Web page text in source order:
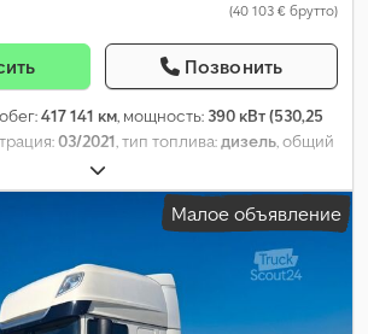
(40 103 € брутто)
Позвонить
417 141 км, мощность: 390 кВт (530,25
03/2021, тип топлива:дизель, общий
осей:
передачи:автоматический, класс
кондиционер,
Малое объявление